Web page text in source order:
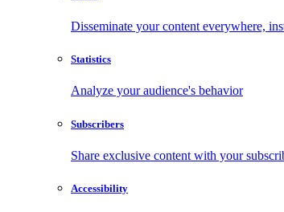
Disseminate your content everywhere,
Statistics
Analyze your audience's behavior
Subscribers
Share exclusive content with your
Accessibility